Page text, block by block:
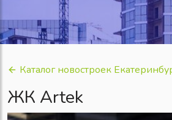
Каталог новостроек
ЖК Artek